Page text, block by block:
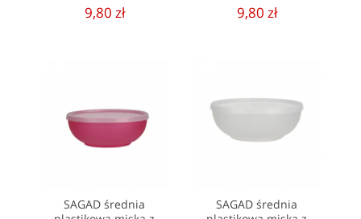
9,80 zł 9,80 zł
SAGAD średnia
SAGAD średnia